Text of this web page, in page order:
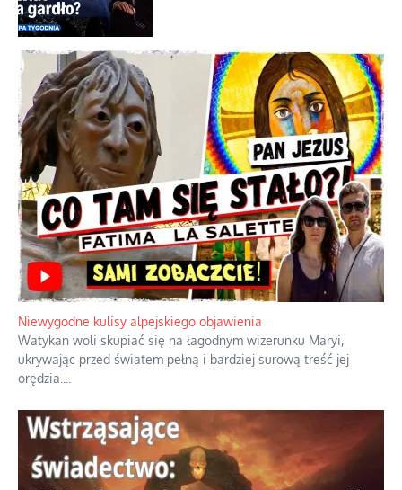
Niewygodne kulisy alpejskiego objawienia
Watykan woli skupiać się na łagodnym wizerunku Maryi,
ukrywając przed światem pełną i bardziej surową treść jej
orędzia.